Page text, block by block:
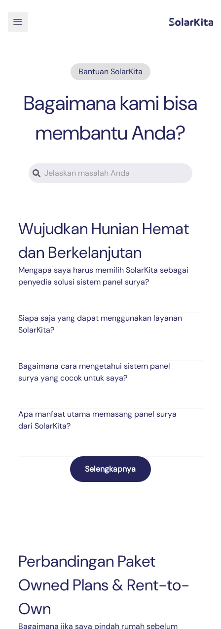
Bantuan SolarKita
Bagaimana kami bisa
membantu Anda?
Wujudkan Hunian Hemat
dan Berkelanjutan
Mengapa saya harus memilih SolarKita sebagai
penyedia solusi sistem panel surya?
Siapa saja yang dapat menggunakan layanan
SolarKita?
Bagaimana cara mengetahui sistem panel
surya yang cocok untuk saya?
Apa manfaat utama memasang panel surya
dari SolarKita?
Selengkapnya
Perbandingan Paket
Owned Plans & Rent-to-
Own
Bagaimana jika saya pindah rumah sebelum